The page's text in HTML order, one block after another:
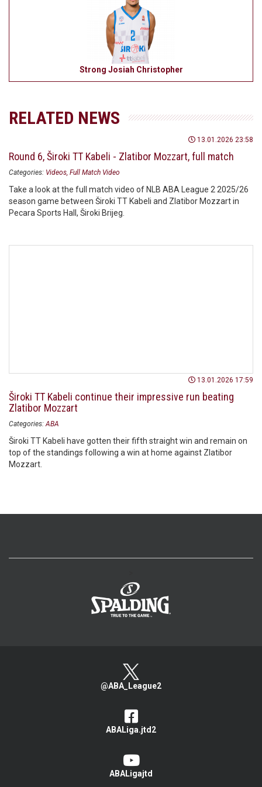
Strong Josiah Christopher
RELATED NEWS
13.01.2026 23:58
Round 6, Široki TT Kabeli - Zlatibor Mozzart, full match
Categories: Videos Full Match Video
Take a look at the full match video of NLB ABA League 2 2025/26
season game between Široki TT Kabeli and Zlatibor Mozzart in
Pecara Sports Hall, Široki Brijeg.
13.01.2026 17:59
Široki TT Kabeli continue their impressive run beating
Zlatibor Mozzart
Categories: ABA
Široki TT Kabeli have gotten their fifth straight win and remain on
top of the standings following a win at home against Zlatibor
Mozzart.
@ABA_League2
ABALiga.jtd2
ABALigajtd